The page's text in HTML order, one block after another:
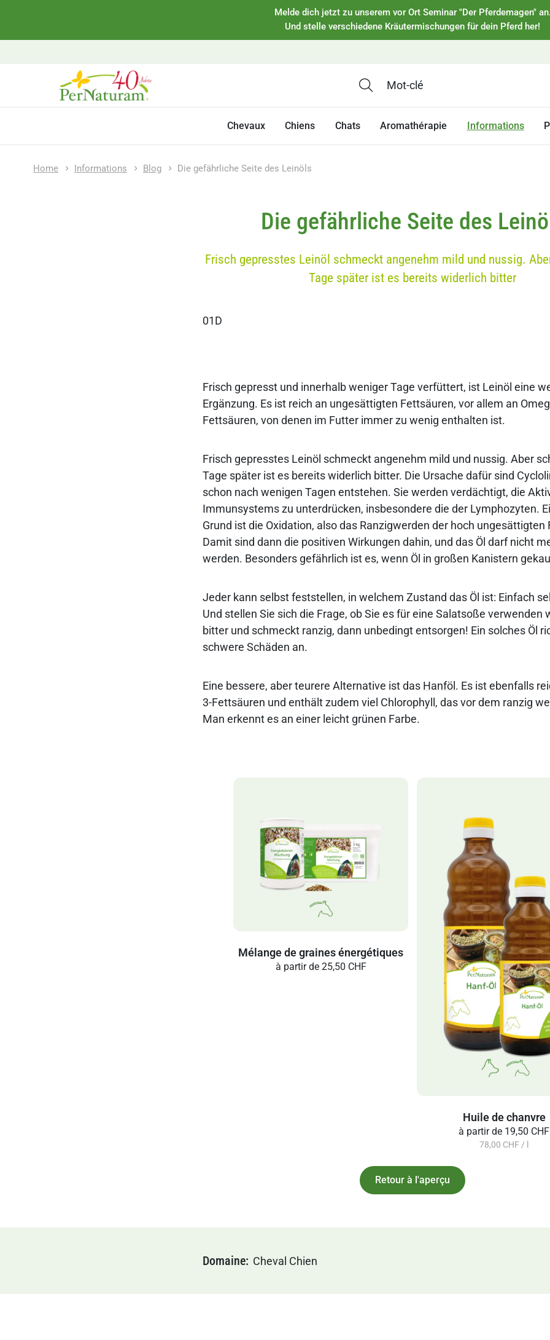
Melde dich jetzt zu unserem vor Ort Seminar "Der Pferdemagen" an.
Und stelle verschiedene Kräutermischungen für dein Pferd her!
Chevaux Chiens Chats Aromathérapie Informations
Home Informations Blog Die gefährliche Seite des Leinöls
Die gefährliche Seite des
Frisch gepresstes Leinöl schmeckt angenehm mild und nussig.
Tage später ist es bereits widerlich bitter
01D
Frisch gepresst und innerhalb weniger Tage verfüttert, ist Leinöl eine
Ergänzung. Es ist reich an ungesättigten Fettsäuren, vor allem an
Fettsäuren, von denen im Futter immer zu wenig enthalten ist.
Frisch gepresstes Leinöl schmeckt angenehm mild und nussig. Aber
Tage später ist es bereits widerlich bitter. Die Ursache dafür sind
schon nach wenigen Tagen entstehen. Sie werden verdächtigt, die
Immunsystems zu unterdrücken, insbesondere die der Lymphozyten.
Grund ist die Oxidation, also das Ranzigwerden der hoch ungesättigten
Damit sind dann die positiven Wirkungen dahin, und das Öl darf nicht
werden. Besonders gefährlich ist es, wenn Öl in großen Kanistern
Jeder kann selbst feststellen, in welchem Zustand das Öl ist: Einfach
Und stellen Sie sich die Frage, ob Sie es für eine Salatsoße verwenden
bitter und schmeckt ranzig, dann unbedingt entsorgen! Ein solches Öl
schwere Schäden an.
Eine bessere, aber teurere Alternative ist das Hanföl . Es ist ebenfalls
3-Fettsäuren und enthält zudem viel Chlorophyll, das vor dem ranzig
Man erkennt es an einer leicht grünen Farbe.
Mélange de graines énergétiques
à partir de25,50 CHF
Huile de chanvre
à partir de 19,50 CHF
78,00 CHF / l
Domaine Cheval Chien
Retour à l'aperçu